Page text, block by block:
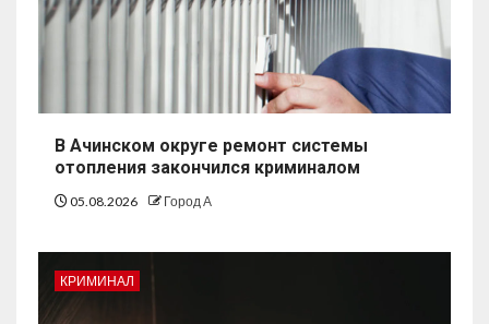
В Ачинском округе ремонт системы
отопления закончился криминалом
05.08.2026 Город А
КРИМИНАЛ